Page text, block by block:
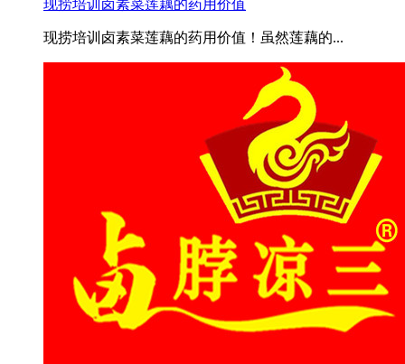
现捞培训卤素菜莲藕的药用价值
现捞培训卤素菜莲藕的药用价值！虽然莲藕的...